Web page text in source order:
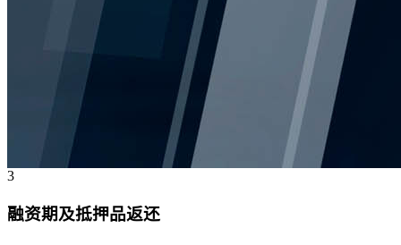
3
融资期及抵押品返还